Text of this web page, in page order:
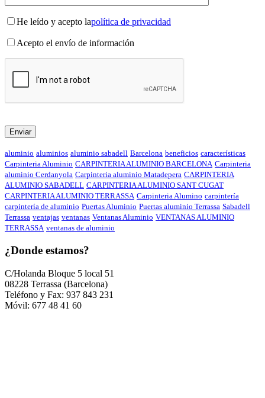
He leído y acepto lapolítica de privacidad
Acepto el envío de información
aluminio aluminios aluminio sabadell Barcelona beneficios características
Carpinteria Aluminio CARPINTERIA ALUMINIO BARCELONA Carpinteria
aluminio Cerdanyola Carpinteria aluminio Matadepera CARPINTERIA
ALUMINIO SABADELL CARPINTERIA ALUMINIO SANT CUGAT
CARPINTERIA ALUMINIO TERRASSA Carpinteria Alumino carpintería
carpintería de aluminio Puertas Aluminio Puertas aluminio Terrassa Sabadell
Terrassa ventajas ventanas Ventanas Aluminio VENTANAS ALUMINIO
TERRASSA ventanas de aluminio
¿Donde estamos?
C/Holanda Bloque 5 local 51
08228 Terrassa (Barcelona)
Teléfono y Fax: 937 843 231
Móvil: 677 48 41 60